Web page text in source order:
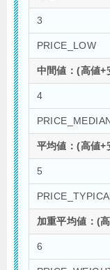
3
PRICE_LOW
中間値：(高値+
4
平均値：(高値+
5
加重平均値：(
6